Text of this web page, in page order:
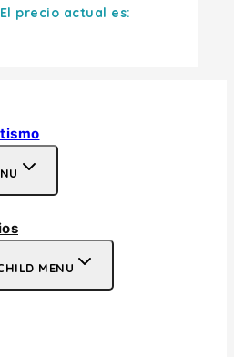
El precio actual es:
MENU